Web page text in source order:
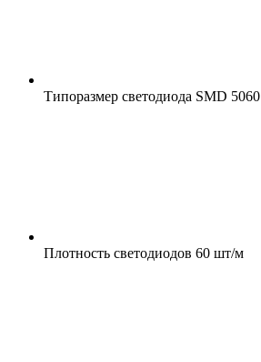
Типоразмер светодиода SMD 5060
Плотность светодиодов 60 шт/м